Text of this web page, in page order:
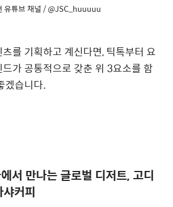
유튜브 채널 / @JSC_huuuuu
를 기획하고 계신다면, 틱톡부터 요
가 공통적으로 갖춘 위 3요소를 함
겠습니다.
서 만나는 글로벌 디저트, 고디
커피